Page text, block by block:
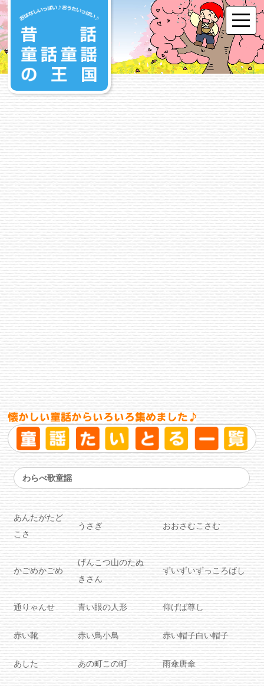
わらべ歌童謡
あんたがたど
こさ
うさぎ おおさむこさむ
かごめかごめ
げんこつ山のたぬ
きさん
ずいずいずっころばし
通りゃんせ 青い眼の人形 仰げば尊し
赤い靴 赤い鳥小鳥 赤い帽子白い帽子
あした あの町この町 雨傘唐傘